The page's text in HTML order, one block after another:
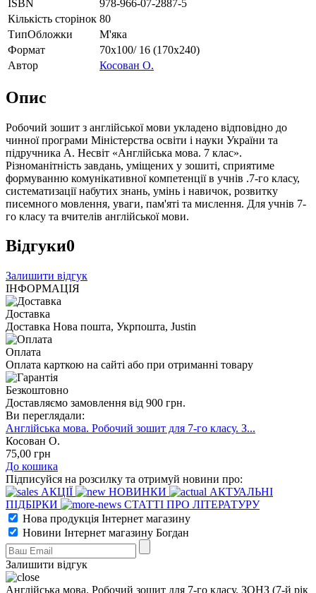
ISBN
978-966-07-2887-5
Кількість сторінок 80
ТипОбложки
М'яка
Формат
70х100/ 16 (170х240)
Автор
Косован О.
Опис
Робочий зошит з англійської мови укладено відповідно до
чинної програми Міністерства освіти і науки України та
підручника А. Несвіт «Англійська мова. 7 клас».
Різноманітність завдань, уміщених у зошиті, сприятиме
формуванню комунікативної компетенції в учнів .7-го класу,
систематизації набутих знань, умінь і навичок, розвитку
писемного мовлення, уваги, пам'яті та мислення. Для учнів 7-
го класу та вчителів англійської мови.
Відгуки0
Залишити відгук
ІНФОРМАЦІЯ
Доставка
Доставка Нова пошта, Укрпошта, Justin
Оплата
Оплата карткою на сайті або при отриманні товару
Безкоштовно
Доставляємо замовлення від 900 грн.
Ви переглядали:
Англійська мова. Робочий зошит для 7-го класу. З...
Косован О.
75,00 грн
До кошика
Підписуйся на розсилку та отримуй новини про:
АКЦІЇ
НОВИНКИ
АКТУАЛЬНІ
ПІДБІРКИ
СТАТТІ ПРО ЛІТЕРАТУРУ
Нова продукція Інтернет магазину
Новини Інтернет магазину Богдан
Залишити відгук
Англійська мова. Робочий зошит для 7-го класу. ЗОНЗ (7-й рік